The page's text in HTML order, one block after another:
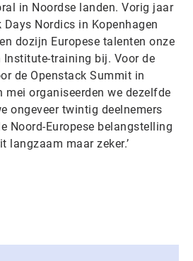
in Noordse landen. Vorig jaar
Nordics in Kopenhagen
dozijn Europese talenten onze
Institute-training bij. Voor de
de Openstack Summit in
mei organiseerden we dezelfde
ongeveer twintig deelnemers
Noord-Europese belangstelling
langzaam maar zeker.’